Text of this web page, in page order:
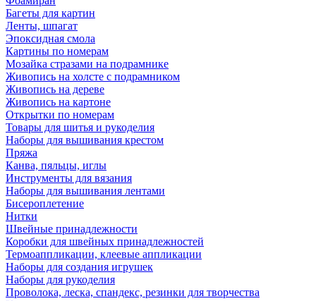
Багеты для картин
Ленты, шпагат
Эпоксидная смола
Картины по номерам
Мозайка стразами на подрамнике
Живопись на холсте с подрамником
Живопись на дереве
Живопись на картоне
Открытки по номерам
Товары для шитья и рукоделия
Наборы для вышивания крестом
Пряжа
Канва, пяльцы, иглы
Инструменты для вязания
Наборы для вышивания лентами
Бисероплетение
Нитки
Швейные принадлежности
Коробки для швейных принадлежностей
Термоаппликации, клеевые аппликации
Наборы для создания игрушек
Наборы для рукоделия
Проволока, леска, спандекс, резинки для творчества